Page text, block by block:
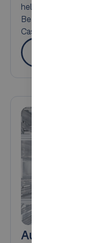
helfen wir Ihnen, die
Betriebskosten zu
Case zu erstellen, der
AutoStore Grids